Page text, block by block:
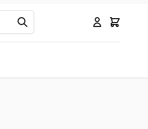
Kurv